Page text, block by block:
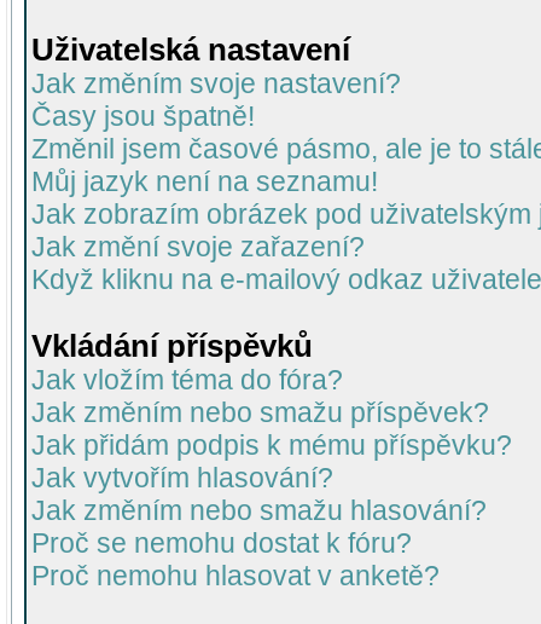
Uživatelská nastavení
Jak změním svoje nastavení?
Časy jsou špatně!
Změnil jsem časové pásmo, ale je to
Můj jazyk není na seznamu!
Jak zobrazím obrázek pod uživatelským
Jak změní svoje zařazení?
Když kliknu na e-mailový odkaz
Vkládání příspěvků
Jak vložím téma do fóra?
Jak změním nebo smažu příspěvek?
Jak přidám podpis k mému příspěvku?
Jak vytvořím hlasování?
Jak změním nebo smažu hlasování?
Proč se nemohu dostat k fóru?
Proč nemohu hlasovat v anketě?